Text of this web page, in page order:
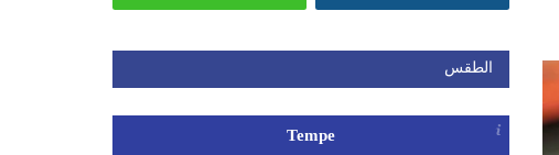
الطقس
Tempe